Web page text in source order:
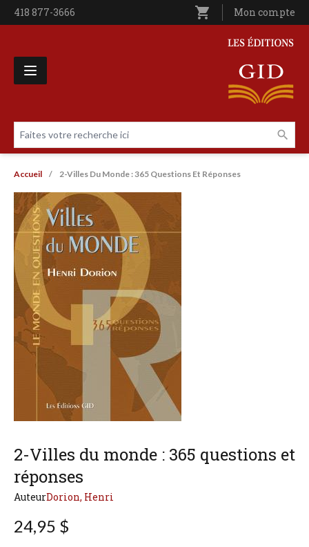
Aller au contenu principal
Téléphone
418 877-3666 shopping_cart Utilisateur
Mon compte
Les Éditions GID
Faites votre recherche ici
Livres par page
Fil d'Ariane
Accueil 2-Villes Du Monde : 365 Questions Et Réponses
2-Villes du monde : 365 questions et
réponses
AuteurDorion, Henri
24,95 $